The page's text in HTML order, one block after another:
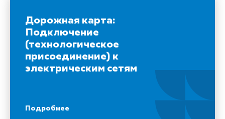
Дорожная карта:
Подключение
(технологическое
присоединение) к
электрическим сетям
Подробнее